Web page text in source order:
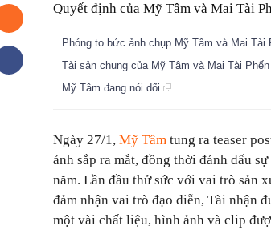
Quyết định của Mỹ Tâm và Mai Tài
Phóng to bức ảnh chụp Mỹ Tâm và Mai
Tài sản chung của Mỹ Tâm và Mai Tài Phến
Mỹ Tâm đang nói dối
Ngày 27/1, Mỹ Tâm tung ra teaser
ảnh sắp ra mắt, đồng thời đánh dấu
năm. Lần đầu thử sức với vai trò sản
đảm nhận vai trò đạo diễn, Tài nhận
một vài chất liệu, hình ảnh và clip